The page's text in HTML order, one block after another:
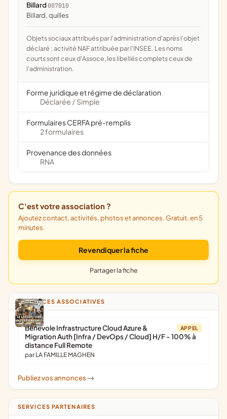
Billard 007010
billard, quilles
Objets sociaux attribués par l'administration d'après l'objet
déclaré ; activité NAF attribuée par l'INSEE. Les noms
courts sont ceux d'Assoce, les libellés complets ceux de
l'administration.
Forme juridique et régime de déclaration
Déclarée / Simple
Formulaires CERFA pré-remplis
2 formulaires
Provenance des données
RNA
C'est votre association ?
Ajoutez contact, activités, photos et annonces. Gratuit, en 5
minutes.
Revendiquer la fiche
Partager la fiche
ANNONCES ASSOCIATIVES
APPEL
Bénévole Infrastructure Cloud Azure &
Migration Auth [Infra / DevOps / Cloud] H/F - 100% à
distance Full Remote
par LA FAMILLE MAGHEN
Publiez vos annonces ->
SERVICES PARTENAIRES